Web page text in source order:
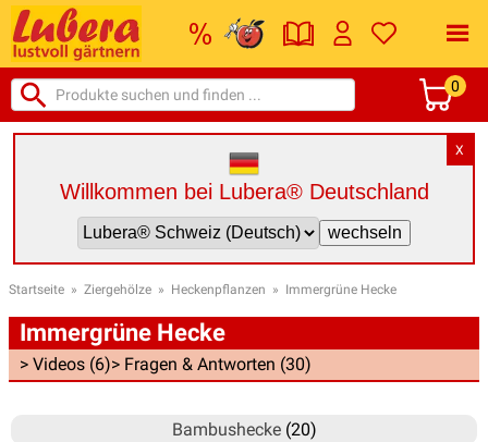
0
X
Willkommen bei Lubera® Deutschland
Startseite » Ziergehölze » Heckenpflanzen » Immergrüne Hecke
Immergrüne Hecke
> Videos (6)> Fragen & Antworten (30)
Bambushecke(20)